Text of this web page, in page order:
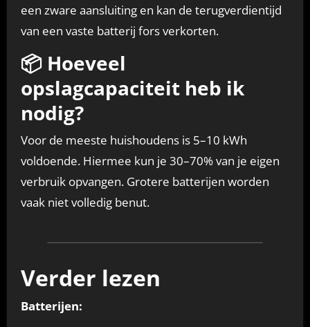
een zware aansluiting en kan de terugverdientijd
van een vaste batterij fors verkorten.
📦 Hoeveel
opslagcapaciteit heb ik
nodig?
Voor de meeste huishoudens is 5–10 kWh
voldoende. Hiermee kun je 30–70% van je eigen
verbruik opvangen. Grotere batterijen worden
vaak niet volledig benut.
Verder lezen
Batterijen: